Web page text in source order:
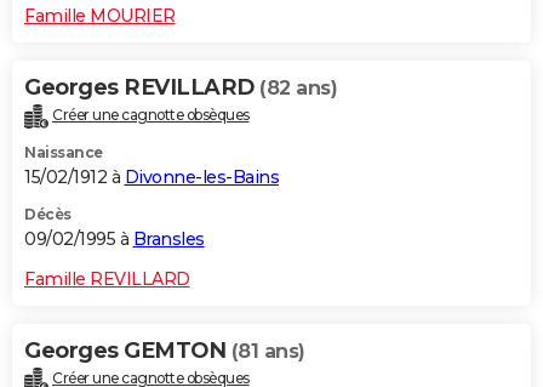
Famille MOURIER
Georges REVILLARD (82 ans)
Créer une cagnotte obsèques
Naissance
15/02/1912 à Divonne-les-Bains
Décès
09/02/1995 à Bransles
Famille REVILLARD
Georges GEMTON (81 ans)
Créer une cagnotte obsèques